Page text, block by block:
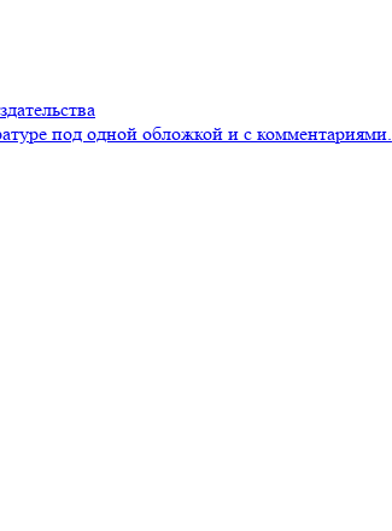
под одной обложкой и с комментариями.